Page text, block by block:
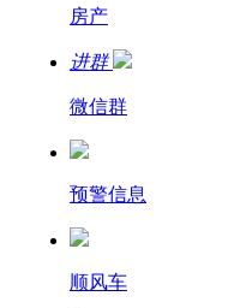
房产
进群
微信群
预警信息
顺风车